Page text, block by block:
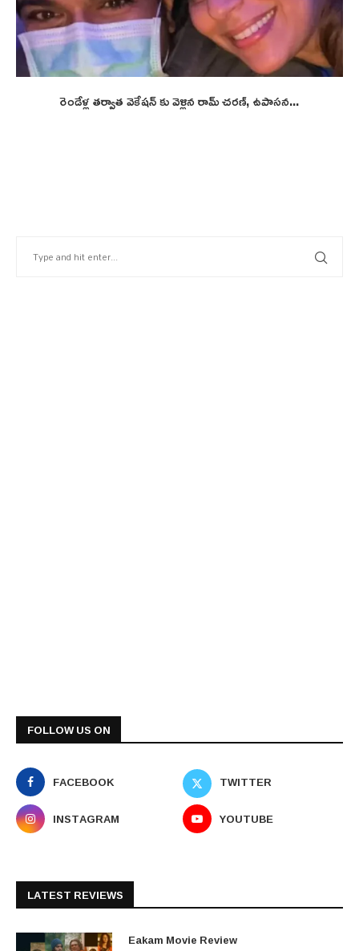
రెండేళ్ల తర్వాత వెకేషన్ కు వెళ్లిన రామ్ చరణ్, ఉపాసన...
FOLLOW US ON
FACEBOOK
TWITTER
INSTAGRAM
YOUTUBE
LATEST REVIEWS
Eakam Movie Review